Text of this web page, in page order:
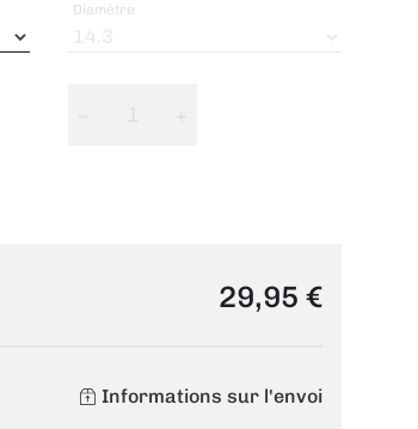
Diamètre
29,95 €
Informations sur l'envoi